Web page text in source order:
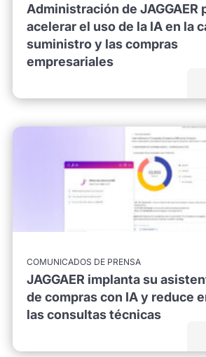
Administración de JAGGAER
acelerar el uso de la IA en la
suministro y las compras
empresariales
COMUNICADOS DE PRENSA
JAGGAER implanta su
de compras con IA y reduce
las consultas técnicas